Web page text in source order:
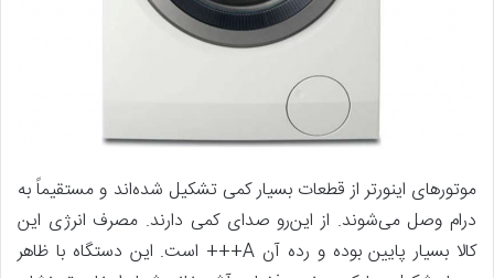
موتورهای اینورتر از قطعات بسیار کمی تشکیل شده‌اند و مستقیماً به
درام وصل می‌شوند. از این‌رو صدای کمی دارند. مصرف انرژی این
کالا بسیار پایین بوده و رده آن A+++ است. این دستگاه با ظاهر